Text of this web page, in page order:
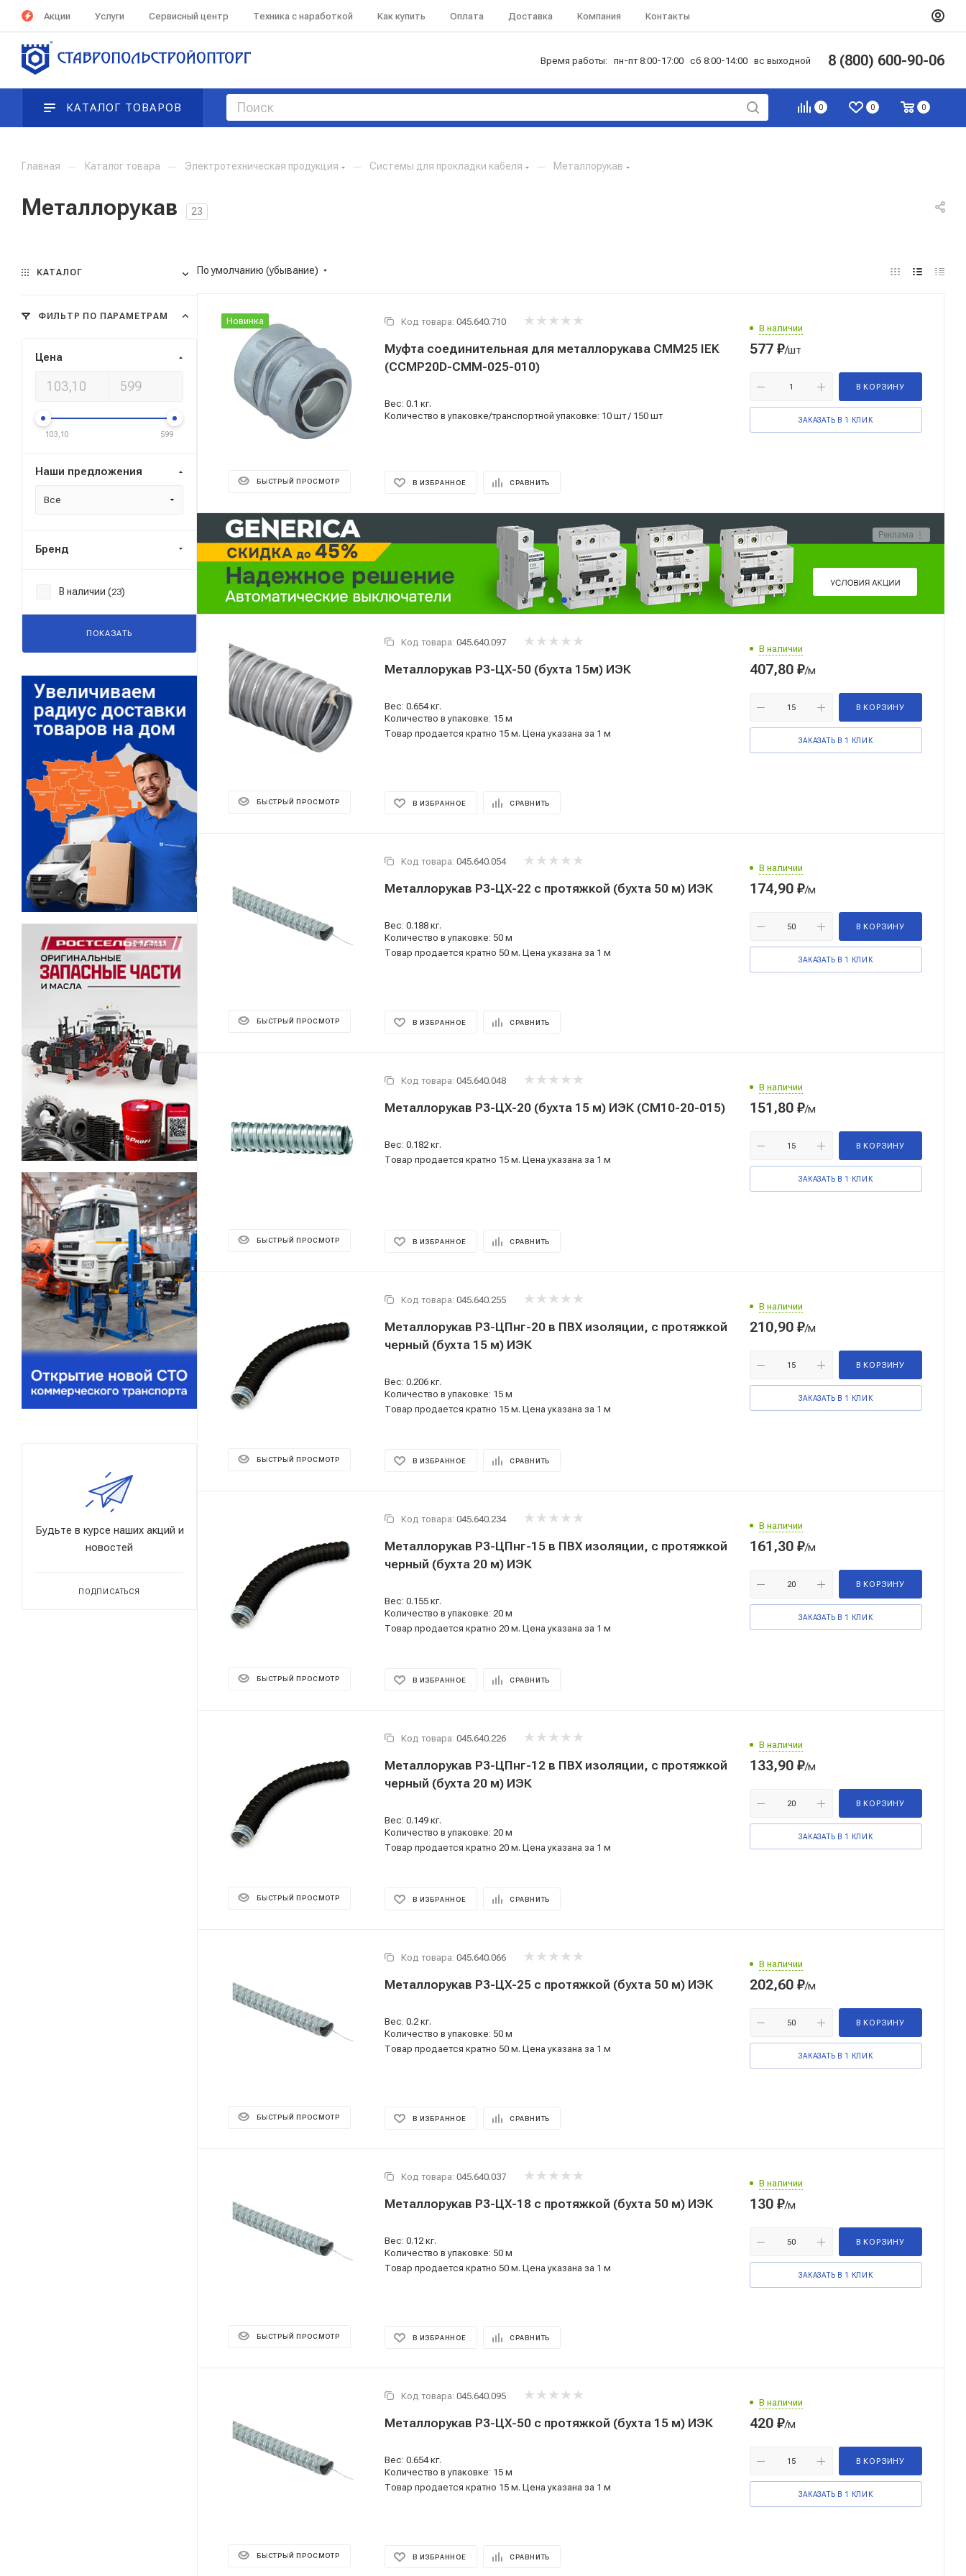
Акции Услуги Сервисный центр Техника с наработкой Как купить Оплата Доставка Компания Контакты
Время работы: пн-пт 8:00-17:00 сб 8:00-14:00 вс выходной 8 (800) 600-90-06
0 0 0
КАТАЛОГ ТОВАРОВ
Главная — Каталог товара — Электротехническая продукция — Системы для прокладки кабеля — Металлорукав
Металлорукав 23
По умолчанию (убывание)
Новинка
БЫСТРЫЙ ПРОСМОТР
Код товара: 045.640.710
Муфта соединительная для металлорукава СММ25 IEK
(CCMP20D-CMM-025-010)
Вес: 0.1 кг.
Количество в упаковке/транспортной упаковке: 10 шт / 150 шт
В ИЗБРАННОЕ СРАВНИТЬ
В наличии
577 ₽/шт
В КОРЗИНУ
ЗАКАЗАТЬ В 1 КЛИК
Реклама ⋮
БЫСТРЫЙ ПРОСМОТР
Код товара: 045.640.097
Металлорукав Р3-ЦХ-50 (бухта 15м) ИЭК
Вес: 0.654 кг.
Количество в упаковке: 15 м
Товар продается кратно 15 м. Цена указана за 1 м
В ИЗБРАННОЕ СРАВНИТЬ
В наличии
407,80 ₽/м
В КОРЗИНУ
ЗАКАЗАТЬ В 1 КЛИК
БЫСТРЫЙ ПРОСМОТР
Код товара: 045.640.054
Металлорукав Р3-ЦХ-22 с протяжкой (бухта 50 м) ИЭК
Вес: 0.188 кг.
Количество в упаковке: 50 м
Товар продается кратно 50 м. Цена указана за 1 м
В ИЗБРАННОЕ СРАВНИТЬ
В наличии
174,90 ₽/м
В КОРЗИНУ
ЗАКАЗАТЬ В 1 КЛИК
БЫСТРЫЙ ПРОСМОТР
Код товара: 045.640.048
Металлорукав Р3-ЦХ-20 (бухта 15 м) ИЭК (CM10-20-015)
Вес: 0.182 кг.
Товар продается кратно 15 м. Цена указана за 1 м
В ИЗБРАННОЕ СРАВНИТЬ
В наличии
151,80 ₽/м
В КОРЗИНУ
ЗАКАЗАТЬ В 1 КЛИК
БЫСТРЫЙ ПРОСМОТР
Код товара: 045.640.255
Металлорукав Р3-ЦПнг-20 в ПВХ изоляции, с протяжкой
черный (бухта 15 м) ИЭК
Вес: 0.206 кг.
Количество в упаковке: 15 м
Товар продается кратно 15 м. Цена указана за 1 м
В ИЗБРАННОЕ СРАВНИТЬ
В наличии
210,90 ₽/м
В КОРЗИНУ
ЗАКАЗАТЬ В 1 КЛИК
БЫСТРЫЙ ПРОСМОТР
Код товара: 045.640.234
Металлорукав Р3-ЦПнг-15 в ПВХ изоляции, с протяжкой
черный (бухта 20 м) ИЭК
Вес: 0.155 кг.
Количество в упаковке: 20 м
Товар продается кратно 20 м. Цена указана за 1 м
В ИЗБРАННОЕ СРАВНИТЬ
В наличии
161,30 ₽/м
В КОРЗИНУ
ЗАКАЗАТЬ В 1 КЛИК
БЫСТРЫЙ ПРОСМОТР
Код товара: 045.640.226
Металлорукав Р3-ЦПнг-12 в ПВХ изоляции, с протяжкой
черный (бухта 20 м) ИЭК
Вес: 0.149 кг.
Количество в упаковке: 20 м
Товар продается кратно 20 м. Цена указана за 1 м
В ИЗБРАННОЕ СРАВНИТЬ
В наличии
133,90 ₽/м
В КОРЗИНУ
ЗАКАЗАТЬ В 1 КЛИК
БЫСТРЫЙ ПРОСМОТР
Код товара: 045.640.066
Металлорукав Р3-ЦХ-25 с протяжкой (бухта 50 м) ИЭК
Вес: 0.2 кг.
Количество в упаковке: 50 м
Товар продается кратно 50 м. Цена указана за 1 м
В ИЗБРАННОЕ СРАВНИТЬ
В наличии
202,60 ₽/м
В КОРЗИНУ
ЗАКАЗАТЬ В 1 КЛИК
БЫСТРЫЙ ПРОСМОТР
Код товара: 045.640.037
Металлорукав Р3-ЦХ-18 с протяжкой (бухта 50 м) ИЭК
Вес: 0.12 кг.
Количество в упаковке: 50 м
Товар продается кратно 50 м. Цена указана за 1 м
В ИЗБРАННОЕ СРАВНИТЬ
В наличии
130 ₽/м
В КОРЗИНУ
ЗАКАЗАТЬ В 1 КЛИК
БЫСТРЫЙ ПРОСМОТР
Код товара: 045.640.095
Металлорукав Р3-ЦХ-50 с протяжкой (бухта 15 м) ИЭК
Вес: 0.654 кг.
Количество в упаковке: 15 м
Товар продается кратно 15 м. Цена указана за 1 м
В ИЗБРАННОЕ СРАВНИТЬ
В наличии
420 ₽/м
В КОРЗИНУ
ЗАКАЗАТЬ В 1 КЛИК
КАТАЛОГ
ФИЛЬТР ПО ПАРАМЕТРАМ
Цена
103,10 599
Наши предложения
Все
Бренд
В наличии (23)
ПОКАЗАТЬ
Реклама ⋮
Будьте в курсе наших акций и
новостей
ПОДПИСАТЬСЯ